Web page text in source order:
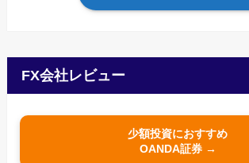
FX会社レビュー
少額投資におすすめ
OANDA証券 →